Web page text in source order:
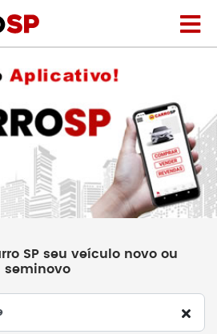
SP seu veículo novo ou
seminovo